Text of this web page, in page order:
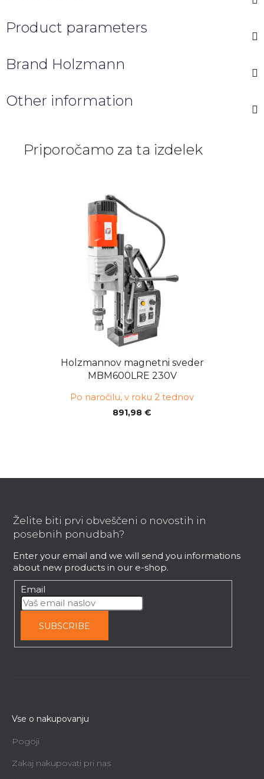
Product parameters
Brand Holzmann
Other information
Priporočamo za ta izdelek
Holzmannov magnetni sveder
MBM600LRE 230V
Po naročilu, v roku 2 tednov
891,98 €
Želite biti prvi obveščeni o novostih in
posebnih ponudbah?
Enter your email and we will send you informations
about new products in our e-shop.
Email
SUBSCRIBE
Vse o nakupovanju
Pogoji
Zakaj nakupovati pri nas